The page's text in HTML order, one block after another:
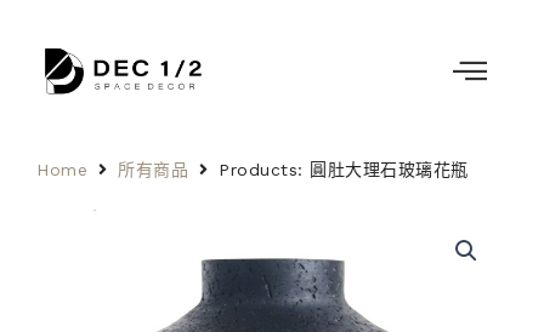
Home 所有商品 Products: 圓肚大理石玻璃花瓶